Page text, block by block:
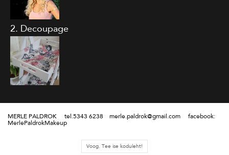
2. Decoupage
MERLE PALDROK tel.5343 6238 merle.paldrok@gmail.com facebook:
MerlePaldrokMakeup
Voog. Tee ise koduleht!